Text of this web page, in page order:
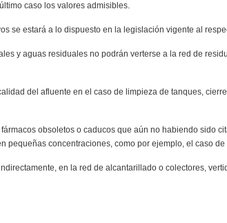
caso los valores admisibles.
se estará a lo dispuesto en la legislación vigente al
y aguas residuales no podrán verterse a la red de
del afluente en el caso de limpieza de tanques,
obsoletos o caducos que aún no habiendo sido
pequeñas concentraciones, como por ejemplo, el caso
en la red de alcantarillado o colectores,